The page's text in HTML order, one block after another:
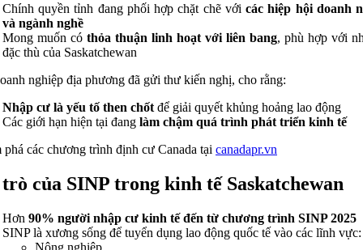
Chính quyền tỉnh đang phối hợp chặt chẽ vớicác hiệp hội doanh
và ngành nghề
Mong muốn có thỏa thuận linh hoạt với liên bang, phù hợp với
đặc thù của Saskatchewan
nghiệp địa phương đã gửi thư kiến nghị, cho rằng:
Nhập cư là yếu tố then chốt để giải quyết khủng hoảng lao động
Các giới hạn hiện tại đang làm chậm quá trình phát triển kinh tế
phá các chương trình định cư Canada tại canadapr.vn
của SINP trong kinh tế Saskatchewan
Hơn 90% người nhập cư kinh tế đến từ chương trình SINP 2025
SINP là xương sống để tuyển dụng lao động quốc tế vào các lĩnh vực:
Nông nghiệp